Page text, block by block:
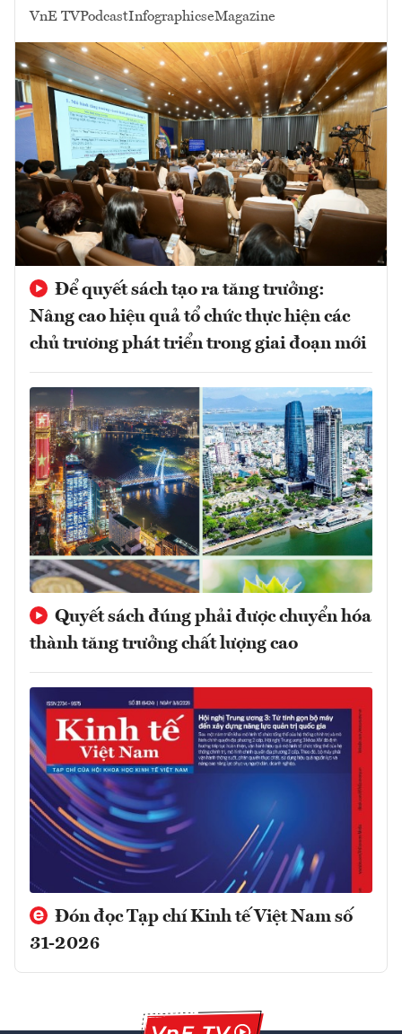
VnE TVPodcastInfographicseMagazine
Để quyết sách tạo ra tăng trưởng:
Nâng cao hiệu quả tổ chức thực hiện các
chủ trương phát triển trong giai đoạn mới
Quyết sách đúng phải được chuyển hóa
thành tăng trưởng chất lượng cao
Đón đọc Tạp chí Kinh tế Việt Nam số
31-2026